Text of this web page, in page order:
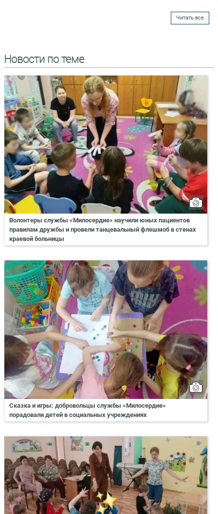
Читать все
Новости по теме
Волонтеры службы «Милосердие» научили юных пациентов
правилам дружбы и провели танцевальный флешмоб в стенах
краевой больницы
Сказка и игры: добровольцы службы «Милосердие»
порадовали детей в социальных учреждениях